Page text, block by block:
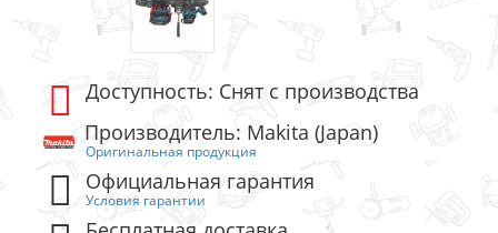
Доступность: Снят с производства
Производитель: Makita (Japan)
Оригинальная продукция
Официальная гарантия
Условия гарантии